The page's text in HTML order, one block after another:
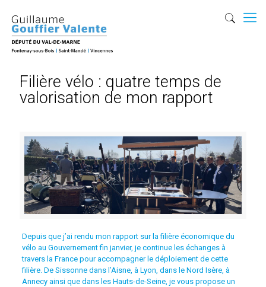
Filière vélo : quatre temps de
valorisation de mon rapport
Depuis que j’ai rendu mon rapport sur la filière économique du
vélo au Gouvernement fin janvier, je continue les échanges à
travers la France pour accompagner le déploiement de cette
filière. De Sissonne dans l’Aisne, à Lyon, dans le Nord Isère, à
Annecy ainsi que dans les Hauts-de-Seine, je vous propose un